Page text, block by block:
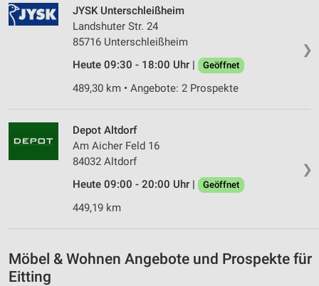
❯
JYSK Unterschleißheim
Landshuter Str. 24
85716 Unterschleißheim
Heute 09:30 - 18:00 Uhr |
Geöffnet
489,30 km • Angebote: 2 Prospekte
❯
Depot Altdorf
Am Aicher Feld 16
84032 Altdorf
Heute 09:00 - 20:00 Uhr |
Geöffnet
449,19 km
Möbel & Wohnen Angebote und Prospekte für
Eitting